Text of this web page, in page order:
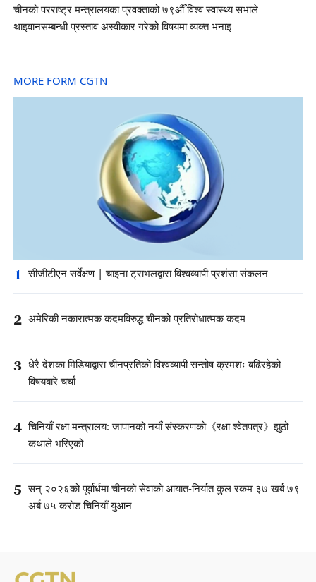
चीनको परराष्ट्र मन्त्रालयका प्रवक्ताको ७९औँ विश्व स्वास्थ्य सभाले
थाइवानसम्बन्धी प्रस्ताव अस्वीकार गरेको विषयमा व्यक्त भनाइ
MORE FORM CGTN
1 सीजीटीएन सर्वेक्षण | चाइना ट्राभलद्वारा विश्वव्यापी प्रशंसा संकलन
2 अमेरिकी नकारात्मक कदमविरुद्ध चीनको प्रतिरोधात्मक कदम
3 धेरै देशका मिडियाद्वारा चीनप्रतिको विश्वव्यापी सन्तोष क्रमशः बढिरहेको
विषयबारे चर्चा
4 चिनियाँ रक्षा मन्त्रालय: जापानको नयाँ संस्करणको《रक्षा श्वेतपत्र》झुठो
कथाले भरिएको
5 सन् २०२६को पूर्वार्धमा चीनको सेवाको आयात-निर्यात कुल रकम ३७ खर्ब ७९
अर्ब ७५ करोड चिनियाँ युआन